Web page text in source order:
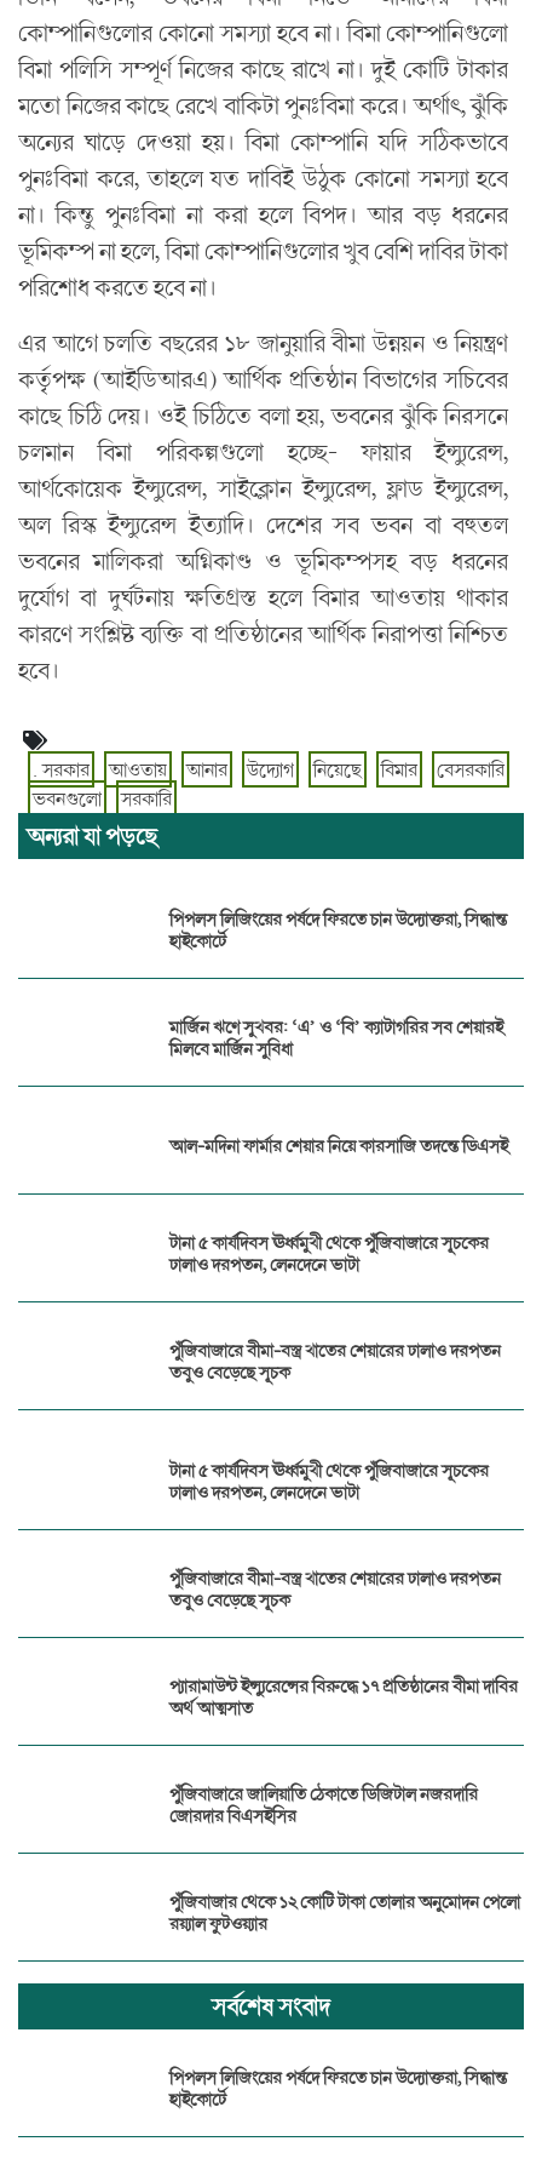
কোম্পানিগুলোর কোনো সমস্যা হবে না। বিমা কোম্পানিগুলো
বিমা পলিসি সম্পূর্ণ নিজের কাছে রাখে না। দুই কোটি টাকার
মতো নিজের কাছে রেখে বাকিটা পুনঃবিমা করে। অর্থাৎ, ঝুঁকি
অন্যের ঘাড়ে দেওয়া হয়। বিমা কোম্পানি যদি সঠিকভাবে
পুনঃবিমা করে, তাহলে যত দাবিই উঠুক কোনো সমস্যা হবে
না। কিন্তু পুনঃবিমা না করা হলে বিপদ। আর বড় ধরনের
ভূমিকম্প না হলে, বিমা কোম্পানিগুলোর খুব বেশি দাবির টাকা
পরিশোধ করতে হবে না।
এর আগে চলতি বছরের ১৮ জানুয়ারি বীমা উন্নয়ন ও নিয়ন্ত্রণ
কর্তৃপক্ষ (আইডিআরএ) আর্থিক প্রতিষ্ঠান বিভাগের সচিবের
কাছে চিঠি দেয়। ওই চিঠিতে বলা হয়, ভবনের ঝুঁকি নিরসনে
চলমান বিমা পরিকল্পগুলো হচ্ছে- ফায়ার ইন্স্যুরেন্স,
আর্থকোয়েক ইন্স্যুরেন্স, সাইক্লোন ইন্স্যুরেন্স, ফ্লাড ইন্স্যুরেন্স,
অল রিস্ক ইন্স্যুরেন্স ইত্যাদি। দেশের সব ভবন বা বহুতল
ভবনের মালিকরা অগ্নিকাণ্ড ও ভূমিকম্পসহ বড় ধরনের
দুর্যোগ বা দুর্ঘটনায় ক্ষতিগ্রস্ত হলে বিমার আওতায় থাকার
কারণে সংশ্লিষ্ট ব্যক্তি বা প্রতিষ্ঠানের আর্থিক নিরাপত্তা নিশ্চিত
হবে।
. সরকার আওতায় আনার উদ্যোগ নিয়েছে বিমার
বেসরকারি
ভবনগুলো
সরকারি
অন্যরা যা পড়ছে
পিপলস লিজিংয়ের পর্ষদে ফিরতে চান উদ্যোক্তরা, সিদ্ধান্ত
হাইকোর্টে
মার্জিন ঋণে সুখবর: ‘এ’ ও ‘বি’ ক্যাটাগরির সব শেয়ারই
মিলবে মার্জিন সুবিধা
আল-মদিনা ফার্মার শেয়ার নিয়ে কারসাজি তদন্তে ডিএসই
টানা ৫ কার্যদিবস ঊর্ধ্বমুখী থেকে পুঁজিবাজারে সূচকের
ঢালাও দরপতন, লেনদেনে ভাটা
পুঁজিবাজারে বীমা-বস্ত্র খাতের শেয়ারের ঢালাও দরপতন
তবুও বেড়েছে সূচক
টানা ৫ কার্যদিবস ঊর্ধ্বমুখী থেকে পুঁজিবাজারে সূচকের
ঢালাও দরপতন, লেনদেনে ভাটা
পুঁজিবাজারে বীমা-বস্ত্র খাতের শেয়ারের ঢালাও দরপতন
তবুও বেড়েছে সূচক
প্যারামাউন্ট ইন্স্যুরেন্সের বিরুদ্ধে ১৭ প্রতিষ্ঠানের বীমা দাবির
অর্থ আত্মসাত
পুঁজিবাজারে জালিয়াতি ঠেকাতে ডিজিটাল নজরদারি
জোরদার বিএসইসির
পুঁজিবাজার থেকে ১২ কোটি টাকা তোলার অনুমোদন পেলো
রয়্যাল ফুটওয়্যার
সর্বশেষ সংবাদ
পিপলস লিজিংয়ের পর্ষদে ফিরতে চান উদ্যোক্তরা, সিদ্ধান্ত
হাইকোর্টে